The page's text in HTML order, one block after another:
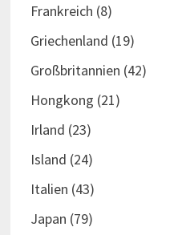
Frankreich (8)
Griechenland (19)
Großbritannien (42)
Hongkong (21)
Irland (23)
Island (24)
Italien (43)
Japan (79)